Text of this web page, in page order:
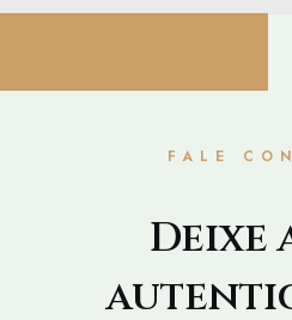
12/10/2023
comuns da perda de
FALE
Deixe